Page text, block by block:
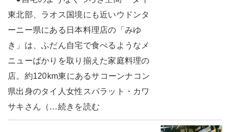
東北部、ラオス国境にも近いウドンタ
ーニー県にある日本料理店の「みゆ
き」は、ふだん自宅で食べるようなメ
ニューばかりを取り揃えた家庭料理の
店。約120km東にあるサコーンナコン
県出身のタイ人女性スパラット・カワ
サキさん（…続きを読む